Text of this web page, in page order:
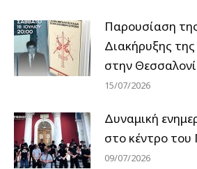
Παρουσίαση
Διακήρυξης
στην
15/07/2026
Δυναμική
στο κέντρο του
09/07/2026